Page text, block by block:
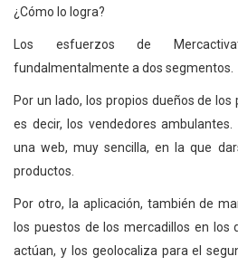
¿Cómo lo logra?
Los esfuerzos de
fundalmentalmente a dos segmentos.
Por un lado, los propios dueños de
es decir, los vendedores
una web, muy sencilla, en la que
productos.
Por otro, la aplicación, también de
los puestos de los mercadillos en los
actúan, y los geolocaliza para el